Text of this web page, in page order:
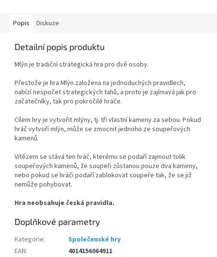
Popis Diskuze
Detailní popis produktu
Mlýn je tradiční strategická hra pro dvě osoby.
Přestože je hra Mlýn založena na jednoduchých pravidlech,
nabízí nespočet strategických tahů, a proto je zajímavá jak pro
začátečníky, tak pro pokročilé hráče.
Cílem hry je vytvořit mlýny, tj. tři vlastní kameny za sebou. Pokud
hráč vytvoří mlýn, může se zmocnit jednoho ze soupeřových
kamenů.
Vítězem se stává ten hráč, kterému se podaří zajmout tolik
soupeřových kamenů, že soupeři zůstanou pouze dva kameny,
nebo pokud se hráči podaří zablokovat soupeře tak, že se již
nemůže pohybovat.
Hra neobsahuje česká pravidla.
Doplňkové parametry
Kategorie:
Společenské hry
EAN:
4014156064911